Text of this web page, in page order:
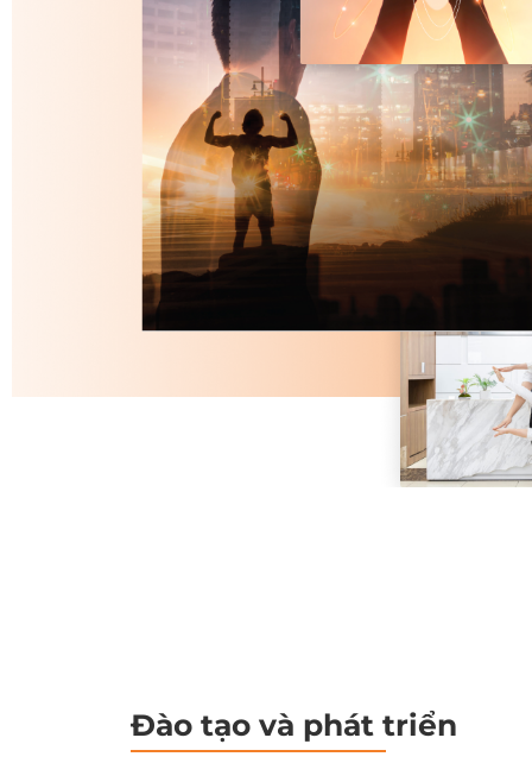
Đào tạo và phát triển